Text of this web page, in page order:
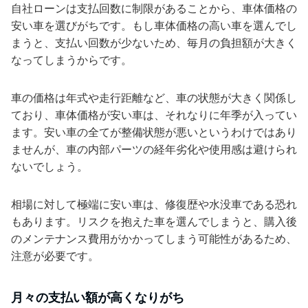
自社ローンは支払回数に制限があることから、車体価格の
安い車を選びがちです。もし車体価格の高い車を選んでし
まうと、支払い回数が少ないため、毎月の負担額が大きく
なってしまうからです。
車の価格は年式や走行距離など、車の状態が大きく関係し
ており、車体価格が安い車は、それなりに年季が入ってい
ます。安い車の全てが整備状態が悪いというわけではあり
ませんが、車の内部パーツの経年劣化や使用感は避けられ
ないでしょう。
相場に対して極端に安い車は、修復歴や水没車である恐れ
もあります。リスクを抱えた車を選んでしまうと、購入後
のメンテナンス費用がかかってしまう可能性があるため、
注意が必要です。
月々の支払い額が高くなりがち